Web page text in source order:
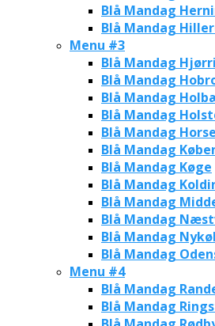
Blå Mandag
Blå Mandag
Menu #3
Blå Mandag
Blå Mandag
Blå Mandag
Blå Mandag
Blå Mandag
Blå Mandag
Blå Mandag Køge
Blå Mandag
Blå Mandag
Blå Mandag
Blå Mandag
Blå Mandag
Menu #4
Blå Mandag
Blå Mandag